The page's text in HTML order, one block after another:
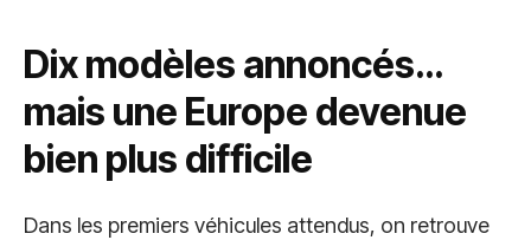
Dix modèles annoncés…
mais une Europe devenue
bien plus difficile
Dans les premiers véhicules attendus, on retrouve